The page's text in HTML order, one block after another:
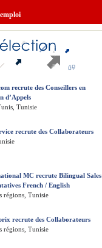
recrute des Conseillers en
d’Appels
Tunisie
recrute des Collaborateurs
MC recrute Bilingual Sales
French / English
régions, Tunisie
recrute des Collaborateurs
régions, Tunisie